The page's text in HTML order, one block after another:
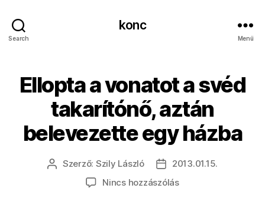
Search
konc
Menü
Ellopta a vonatot a svéd
takarítónő, aztán
belevezette egy házba
Bejegyzés
szerzője
Szerző: Szily László
Bejegyzés
dátuma
2013.01.15.
Nincs hozzászólása(z)